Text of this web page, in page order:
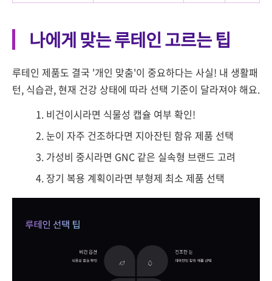
나에게 맞는 루테인 고르는 팁
루테인 제품도 결국 '개인 맞춤'이 중요하다는 사실! 내 생활패
턴, 식습관, 현재 건강 상태에 따라 선택 기준이 달라져야 해요.
비건이시라면 식물성 캡슐 여부 확인!
눈이 자주 건조하다면 지아잔틴 함유 제품 선택
가성비 중시라면 GNC 같은 실속형 브랜드 고려
장기 복용 계획이라면 부형제 최소 제품 선택